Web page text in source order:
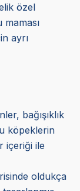
özel
ayrı
bağışıklık
köpeklerin
içeriği ile
oldukça